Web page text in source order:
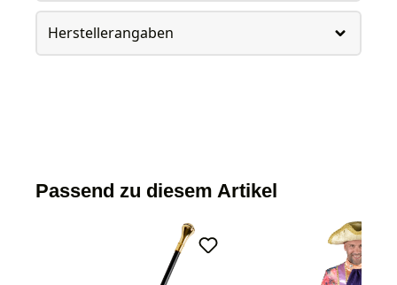
Herstellerangaben
Passend zu diesem Artikel